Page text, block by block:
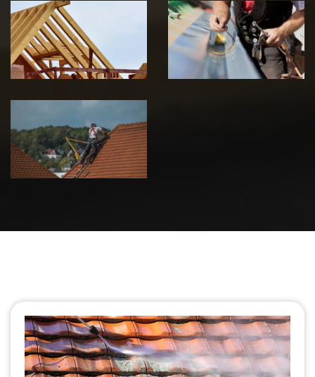
Traitement de
charpente 39
Jura
Travaux de
zinguerie 39
Jura
Urgence fuite
de toiture 39
Jura